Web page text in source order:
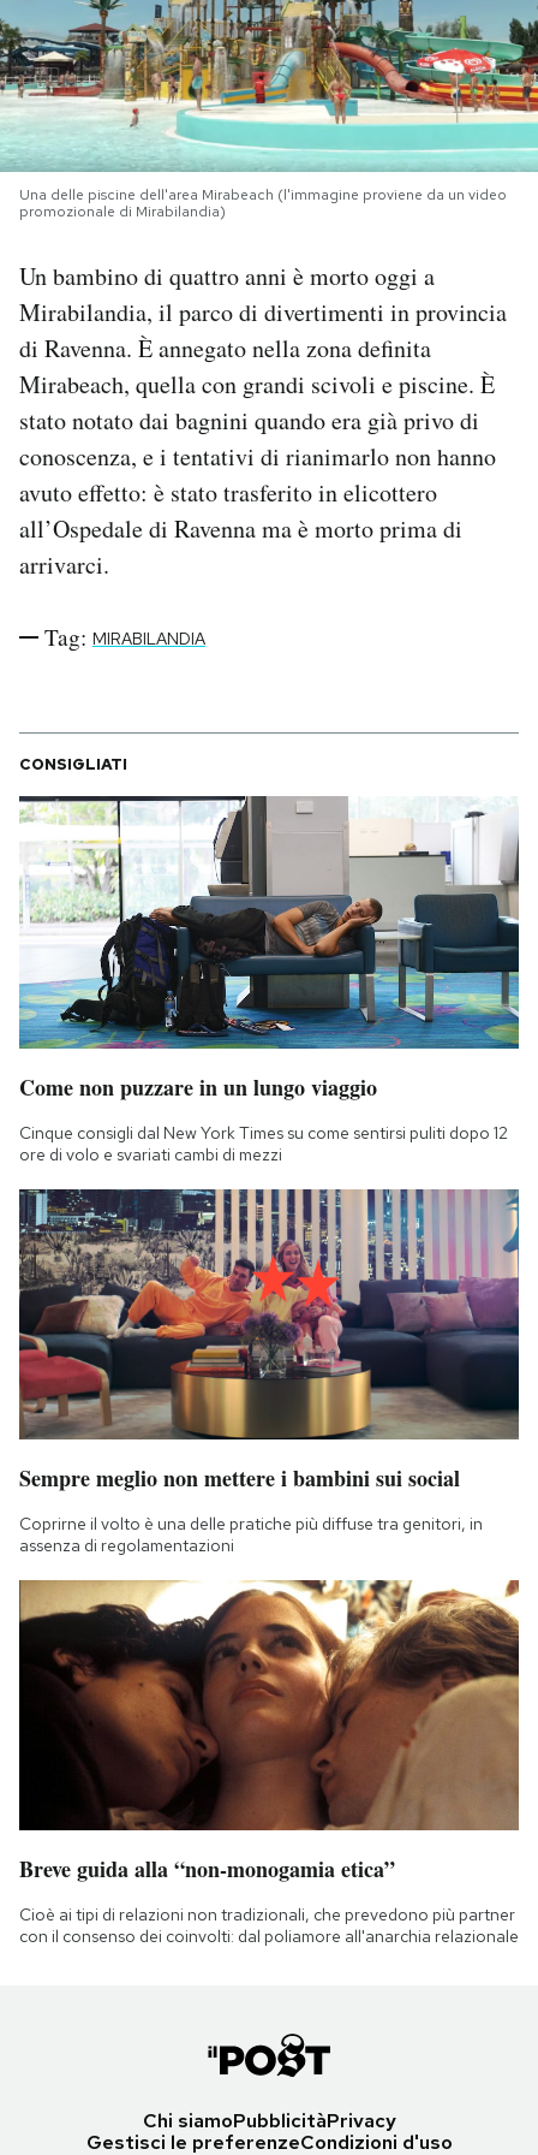
PODCAST
NEWSLETTER
I MIEI PREFERITI
SHOP
CALENDARIO
Area Personale
Newsletter
Notifiche mobile
Esci
Una delle piscine dell'area Mirabeach (l'immagine proviene da un video
promozionale di Mirabilandia)
Un bambino di quattro anni è morto oggi a
Mirabilandia, il parco di divertimenti in provincia
di Ravenna. È annegato nella zona definita
Mirabeach, quella con grandi scivoli e piscine. È
stato notato dai bagnini quando era già privo di
conoscenza, e i tentativi di rianimarlo non hanno
avuto effetto: è stato trasferito in elicottero
all’Ospedale di Ravenna ma è morto prima di
arrivarci.
Tag: MIRABILANDIA
CONSIGLIATI
Come non puzzare in un lungo viaggio
Cinque consigli dal New York Times su come sentirsi puliti dopo 12
ore di volo e svariati cambi di mezzi
Sempre meglio non mettere i bambini sui social
Coprirne il volto è una delle pratiche più diffuse tra genitori, in
assenza di regolamentazioni
Breve guida alla “non-monogamia etica”
Cioè ai tipi di relazioni non tradizionali, che prevedono più partner
con il consenso dei coinvolti: dal poliamore all'anarchia relazionale
Chi siamoPubblicitàPrivacy
Gestisci le preferenzeCondizioni d'uso